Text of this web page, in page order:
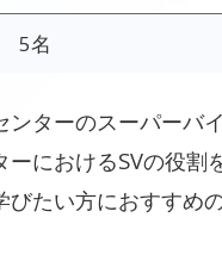
5名
ンターのスーパーバ
ーにおけるSVの役
たい方におすすめの